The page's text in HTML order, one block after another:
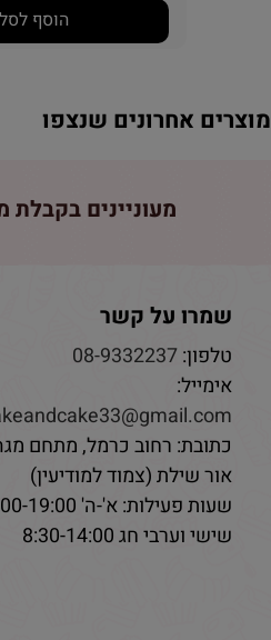
הוסף לסל
אחרונים שנצפו
מעוניינים בקבלת
שמרו על קשר
טלפון:08-9332237
אימייל:
כתובת: רחוב כרמל, מתחם מגה
אור שילת (צמוד למודיעין)
שעות פעילות: א'-ה' 9:00-19:00
שישי וערבי חג 8:30-14:00